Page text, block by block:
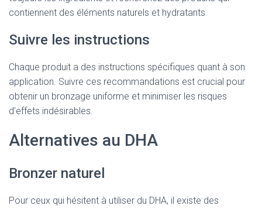
contiennent des éléments naturels et hydratants.
Suivre les instructions
Chaque produit a des instructions spécifiques quant à son
application. Suivre ces recommandations est crucial pour
obtenir un bronzage uniforme et minimiser les risques
d’effets indésirables.
Alternatives au DHA
Bronzer naturel
Pour ceux qui hésitent à utiliser du DHA, il existe des